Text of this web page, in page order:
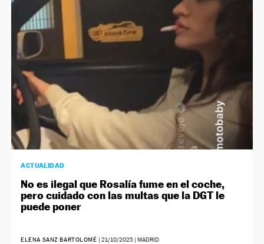
ACTUALIDAD
No es ilegal que Rosalía fume en el coche,
pero cuidado con las multas que la DGT le
puede poner
ELENA SANZ BARTOLOMÉ | 21/10/2025| MADRID